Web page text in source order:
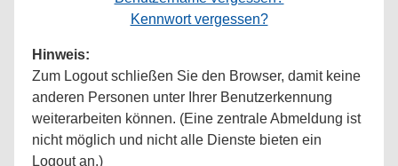
Kennwort vergessen?
Hinweis:
Zum Logout schließen Sie den Browser, damit keine
anderen Personen unter Ihrer Benutzerkennung
weiterarbeiten können. (Eine zentrale Abmeldung ist
nicht möglich und nicht alle Dienste bieten ein
Logout an.)